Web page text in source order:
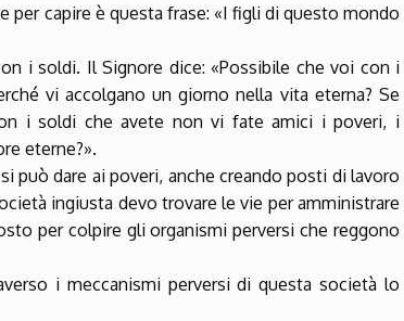
per capire è questa frase: «I figli di questo mondo
i soldi. Il Signore dice: «Possibile che voi con i
vi accolgano un giorno nella vita eterna? Se
i soldi che avete non vi fate amici i poveri, i
eterne?».
può dare ai poveri, anche creando posti di lavoro
ingiusta devo trovare le vie per amministrare
per colpire gli organismi perversi che reggono
i meccanismi perversi di questa società lo